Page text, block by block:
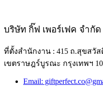
บริษัท กิ๊ฟ เพอร์เฟค จำกัด
ที่ตั้งสำนักงาน : 415 ถ.สุขสวั
เขตราษฎร์บูรณะ กรุงเทพฯ
Email: